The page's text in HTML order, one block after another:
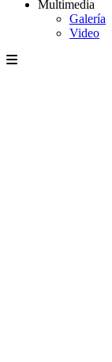
Multimedia
Galería
Video